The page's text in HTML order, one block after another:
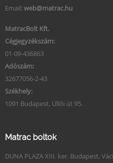
Email: web@matrac.hu
MatracBolt Kft.
Cégjegyzékszám:
01-09-436863
Adószám:
32677056-2-43
Székhely:
1091 Budapest, Üllői út 95.
Matrac boltok
DUNA PLAZA XIII. ker. Budapest,